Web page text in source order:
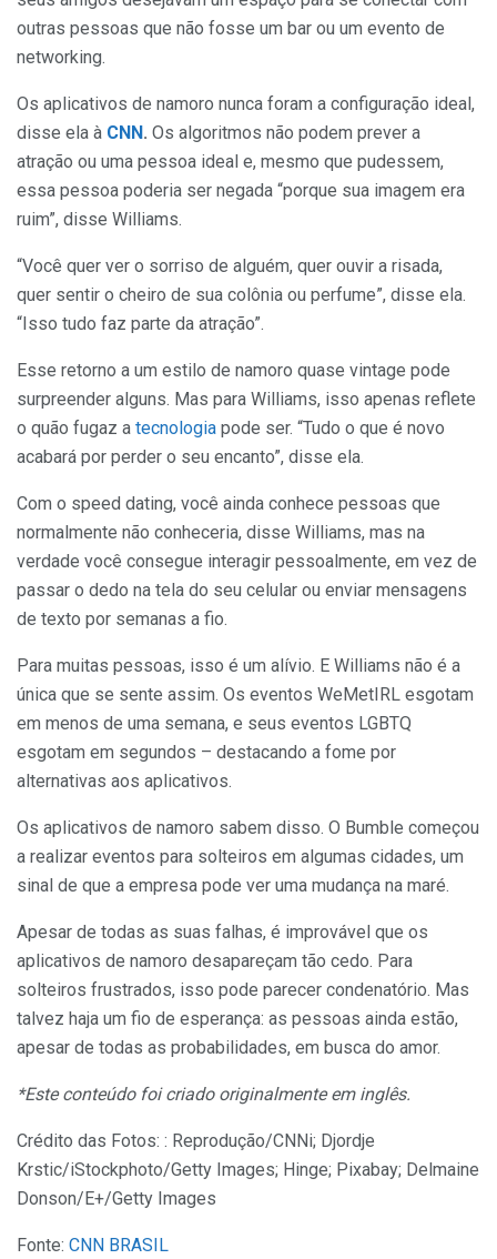
outras pessoas que não fosse um bar ou um evento de
networking.
Os aplicativos de namoro nunca foram a configuração ideal,
disse ela à CNN . Os algoritmos não podem prever a
atração ou uma pessoa ideal e, mesmo que pudessem,
essa pessoa poderia ser negada “porque sua imagem era
ruim”, disse Williams.
“Você quer ver o sorriso de alguém, quer ouvir a risada,
quer sentir o cheiro de sua colônia ou perfume”, disse ela.
“Isso tudo faz parte da atração”.
Esse retorno a um estilo de namoro quase vintage pode
surpreender alguns. Mas para Williams, isso apenas reflete
o quão fugaz a tecnologia pode ser. “Tudo o que é novo
acabará por perder o seu encanto”, disse ela.
Com o speed dating, você ainda conhece pessoas que
normalmente não conheceria, disse Williams, mas na
verdade você consegue interagir pessoalmente, em vez de
passar o dedo na tela do seu celular ou enviar mensagens
de texto por semanas a fio.
Para muitas pessoas, isso é um alívio. E Williams não é a
única que se sente assim. Os eventos WeMetIRL esgotam
em menos de uma semana, e seus eventos LGBTQ
esgotam em segundos – destacando a fome por
alternativas aos aplicativos.
Os aplicativos de namoro sabem disso. O Bumble começou
a realizar eventos para solteiros em algumas cidades, um
sinal de que a empresa pode ver uma mudança na maré.
Apesar de todas as suas falhas, é improvável que os
aplicativos de namoro desapareçam tão cedo. Para
solteiros frustrados, isso pode parecer condenatório. Mas
talvez haja um fio de esperança: as pessoas ainda estão,
apesar de todas as probabilidades, em busca do amor.
*Este conteúdo foi criado originalmente em inglês.
Crédito das Fotos: : Reprodução/CNNi; Djordje
Krstic/iStockphoto/Getty Images; Hinge; Pixabay; Delmaine
Donson/E+/Getty Images
Fonte: CNN BRASIL